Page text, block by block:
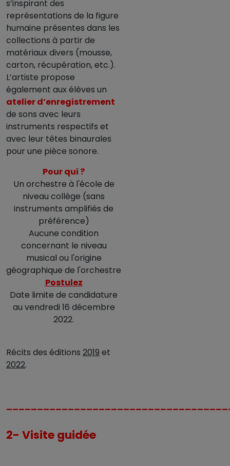
s’inspirant des
représentations de la figure
humaine présentes dans les
collections à partir de
matériaux divers (mousse,
carton, récupération, etc.).
L’artiste propose
également aux élèves un
atelier d’enregistrement
de sons avec leurs
instruments respectifs et
avec leur têtes binaurales
pour une pièce sonore.
Pour qui ?
Un orchestre à l'école de
niveau collège (sans
instruments amplifiés de
préférence)
Aucune condition
concernant le niveau
musical ou l'origine
géographique de l'orchestre
Postulez
Date limite de candidature
au vendredi 16 décembre
2022.
Récits des éditions 2019 et
2022.
2- Visite guidée